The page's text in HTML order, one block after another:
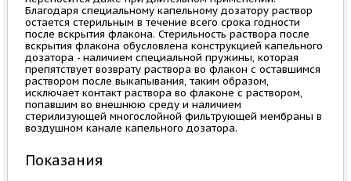
Благодаря специальному капельному дозатору раствор
остается стерильным в течение всего срока годности
после вскрытия флакона. Стерильность раствора после
вскрытия флакона обусловлена конструкцией капельного
дозатора - наличием специальной пружины, которая
препятствует возврату раствора во флакон с оставшимся
раствором после выкапывания, таким образом,
исключает контакт раствора во флаконе с раствором,
попавшим во внешнюю среду и наличием
стерилизующей многослойной фильтрующей мембраны в
воздушном канале капельного дозатора.
Показания